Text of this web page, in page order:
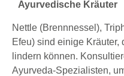
Ayurvedische Kräuter
Nettle (Brennnessel),
Efeu) sind einige
lindern können.
Ayurveda-Spezialisten,